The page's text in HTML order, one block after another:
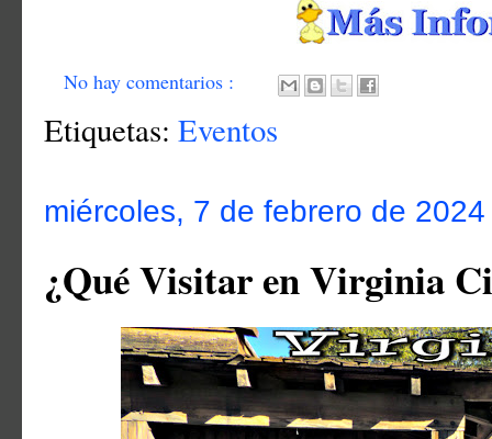
No hay comentarios :
Etiquetas: Eventos
miércoles, 7 de febrero de 2024
¿Qué Visitar en Virginia